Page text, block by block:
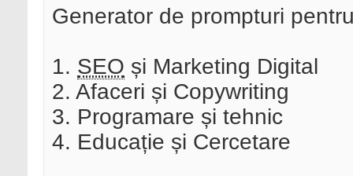
Generator de prompturi
1. SEO și Marketing Digital
2. Afaceri și Copywriting
3. Programare și tehnic
4. Educație și Cercetare